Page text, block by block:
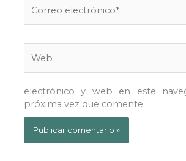
electrónico*
electrónico y web en este
próxima vez que comente.